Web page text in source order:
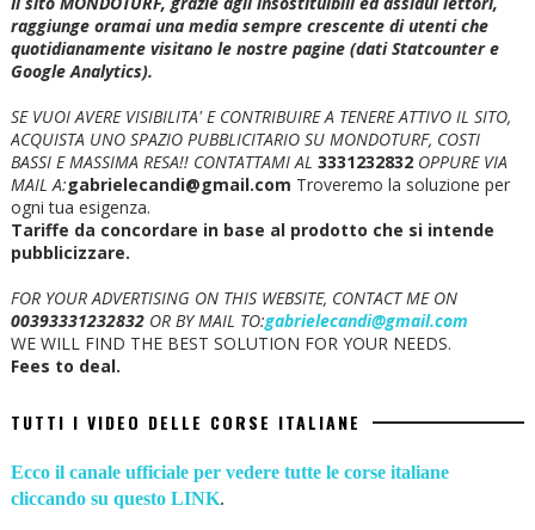
raggiunge oramai una media sempre crescente di utenti che
quotidianamente visitano le nostre pagine (dati Statcounter e
Google Analytics).
SE VUOI AVERE VISIBILITA' E CONTRIBUIRE A TENERE ATTIVO IL SITO,
ACQUISTA UNO SPAZIO PUBBLICITARIO SU MONDOTURF, COSTI
BASSI E MASSIMA RESA!! CONTATTAMI AL 3331232832 OPPURE VIA
MAIL A:gabrielecandi@gmail.com Troveremo la soluzione per
ogni tua esigenza.
Tariffe da concordare in base al prodotto che si intende
pubblicizzare.
FOR YOUR ADVERTISING ON THIS WEBSITE, CONTACT ME ON
00393331232832OR BY MAIL TO:gabrielecandi@gmail.com
WE WILL FIND THE BEST SOLUTION FOR YOUR NEEDS.
Fees to deal.
TUTTI I VIDEO DELLE CORSE ITALIANE
Ecco il canale ufficiale per vedere tutte le corse italiane
cliccando su questo LINK.